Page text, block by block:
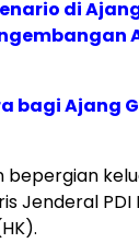
di
bagi Ajang
bepergian
Jenderal PDI